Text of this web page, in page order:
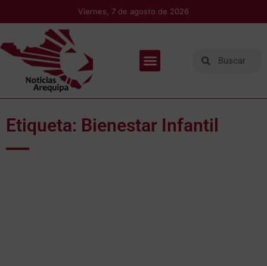
Viernes, 7 de agosto de 2026
Etiqueta: Bienestar Infantil